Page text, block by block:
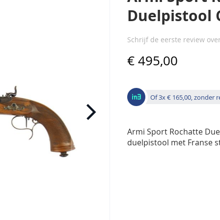
Duelpistool
Schrijf de eerste review
€ 495,00
Of 3x € 165,00, zonder
Armi Sport Rochatte
duelpistool met Franse